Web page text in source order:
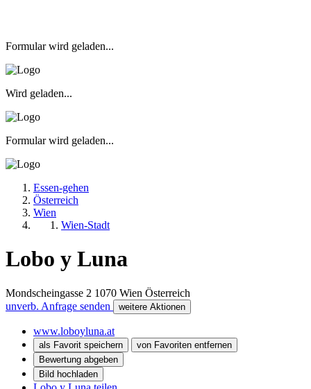
Formular wird geladen...
Wird geladen...
Formular wird geladen...
Essen-gehen
Österreich
Wien
Wien-Stadt
Lobo y Luna
Mondscheingasse 2 1070 Wien Österreich
unverb. Anfrage senden
weitere Aktionen
www.loboyluna.at
als Favorit speichern
von Favoriten entfernen
Bewertung abgeben
Bild hochladen